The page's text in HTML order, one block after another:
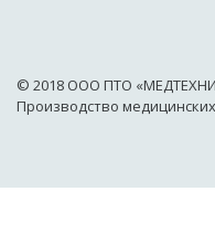
© 2018 OOO ПТО
Производство